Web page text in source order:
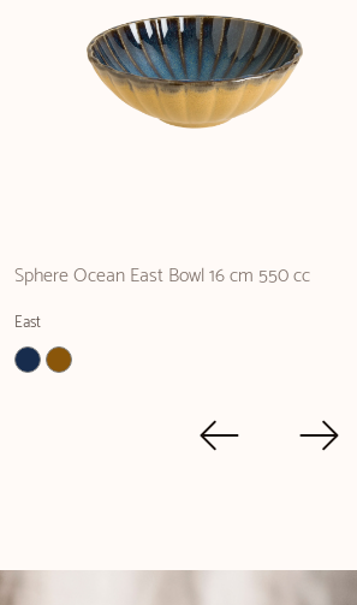
Sphere Ocean East Bowl 16 cm 550 cc
East